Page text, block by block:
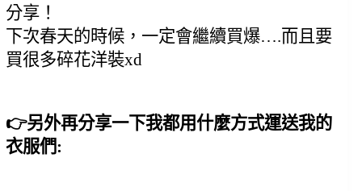
分享！
下次春天的時候，一定會繼續買爆….而且要
買很多碎花洋裝xd
👉另外再分享一下我都用什麼方式運送我的
衣服們: